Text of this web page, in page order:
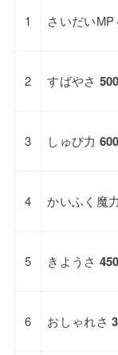
1 さいだいMP
2 すばやさ
3 しゅび力
4 かいふく魔
5 きようさ
6 おしゃれさ